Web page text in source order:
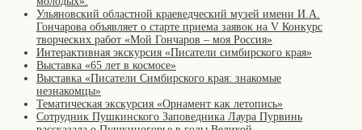
Ульяновский областной краеведческий музей имени И.А.
Гончарова объявляет о старте приема заявок на V Конкурс
творческих работ «Мой Гончаров – моя Россия»
Интерактивная экскурсия «Писатели симбирского края»
Выставка «65 лет в космосе»
Выставка «Писатели Симбирского края: знакомые
незнакомцы»
Тематическая экскурсия «Орнамент как летопись»
Сотрудник Пушкинского Заповедника Лаура Пурвинь